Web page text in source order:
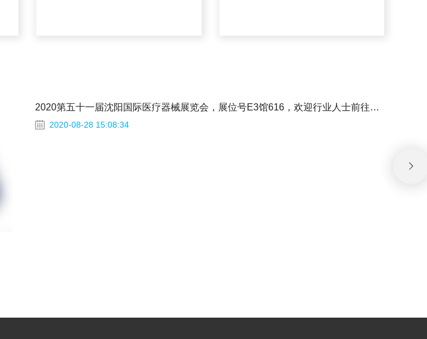
2020第五十一届沈阳国际医疗器械展览会，展位号E3馆616，欢迎行业人士前往参观交流!
2020-08-28 15:08:34